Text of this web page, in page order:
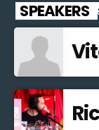
SPEAKERS